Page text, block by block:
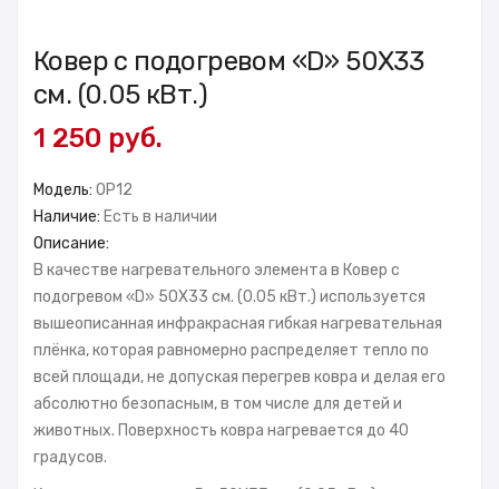
Ковер с подогревом «D» 50X33
см. (0.05 кВт.)
1 250 руб.
Модель: OP12
Наличие: Есть в наличии
Описание:
В качестве нагревательного элемента в Ковер с
подогревом «D» 50X33 см. (0.05 кВт.) используется
вышеописанная инфракрасная гибкая нагревательная
плёнка, которая равномерно распределяет тепло по
всей площади, не допуская перегрев ковра и делая его
абсолютно безопасным, в том числе для детей и
животных. Поверхность ковра нагревается до 40
градусов.